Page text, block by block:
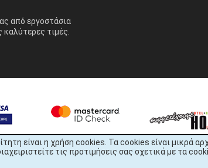
είναι η χρήση cookies. Τα cookies είναι μικρά
τις προτιμήσεις σας σχετικά με τα
από εργοστάσια
καλύτερες τιμές.